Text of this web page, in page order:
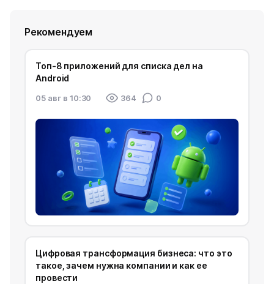
Рекомендуем
Топ-8 приложений для списка дел на
Android
05 авг в 10:30 364 0
Цифровая трансформация бизнеса: что это
такое, зачем нужна компании и как ее
провести